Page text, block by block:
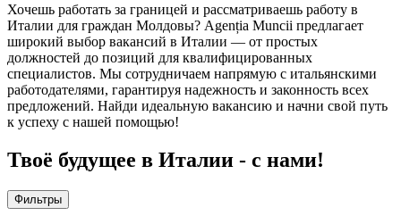
Хочешь работать за границей и рассматриваешь работу в
Италии для граждан Молдовы? Agenția Muncii предлагает
широкий выбор вакансий в Италии — от простых
должностей до позиций для квалифицированных
специалистов. Мы сотрудничаем напрямую с итальянскими
работодателями, гарантируя надежность и законность всех
предложений. Найди идеальную вакансию и начни свой путь
к успеху с нашей помощью!
Твоё будущее в Италии - с нами!
Фильтры